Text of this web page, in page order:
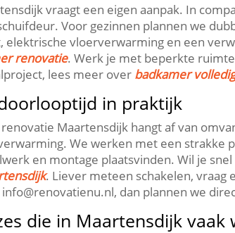
vraagt een eigen aanpak.​ In
Voor gezinnen plannen we
vloerverwarming en een
renovatie.​ Werk je met beperkte
lees meer over badkamer
in praktijk
Maartensdijk hangt af van
We werken met een strakke
en montage plaatsvinden.​ Wil je
.​ Liever meteen schakelen, vraag
dan plannen we
die in Maartensdijk vaak